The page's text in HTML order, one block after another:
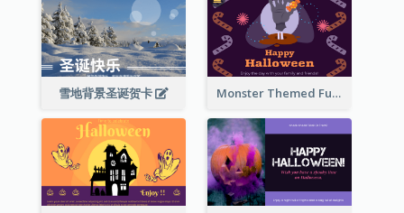
雪地背景圣诞贺卡 Monster Themed Fun Halloween Greeting Card